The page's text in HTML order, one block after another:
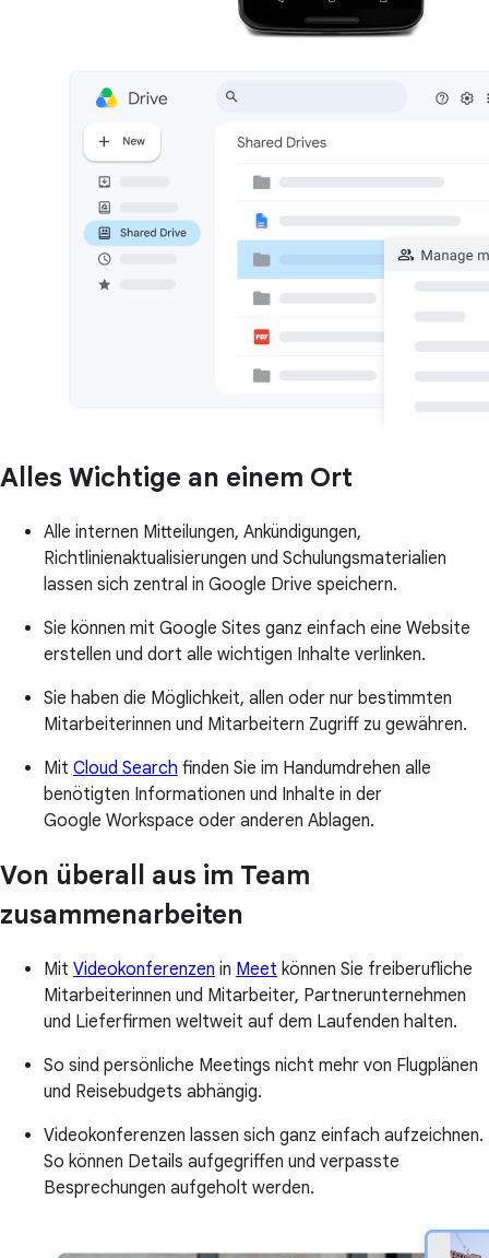
Alles Wichtige an einem Ort
Alle internen Mitteilungen, Ankündigungen,
Richtlinienaktualisierungen und Schulungsmaterialien
lassen sich zentral in Google Drive speichern.
Sie können mit Google Sites ganz einfach eine Website
erstellen und dort alle wichtigen Inhalte verlinken.
Sie haben die Möglichkeit, allen oder nur bestimmten
Mitarbeiterinnen und Mitarbeitern Zugriff zu gewähren.
Mit Cloud Search finden Sie im Handumdrehen alle
benötigten Informationen und Inhalte in der
Google Workspace oder anderen Ablagen.
Von überall aus im Team
zusammenarbeiten
Mit Videokonferenzen in Meet können Sie freiberufliche
Mitarbeiterinnen und Mitarbeiter, Partnerunternehmen
und Lieferfirmen weltweit auf dem Laufenden halten.
So sind persönliche Meetings nicht mehr von Flugplänen
und Reisebudgets abhängig.
Videokonferenzen lassen sich ganz einfach aufzeichnen.
So können Details aufgegriffen und verpasste
Besprechungen aufgeholt werden.